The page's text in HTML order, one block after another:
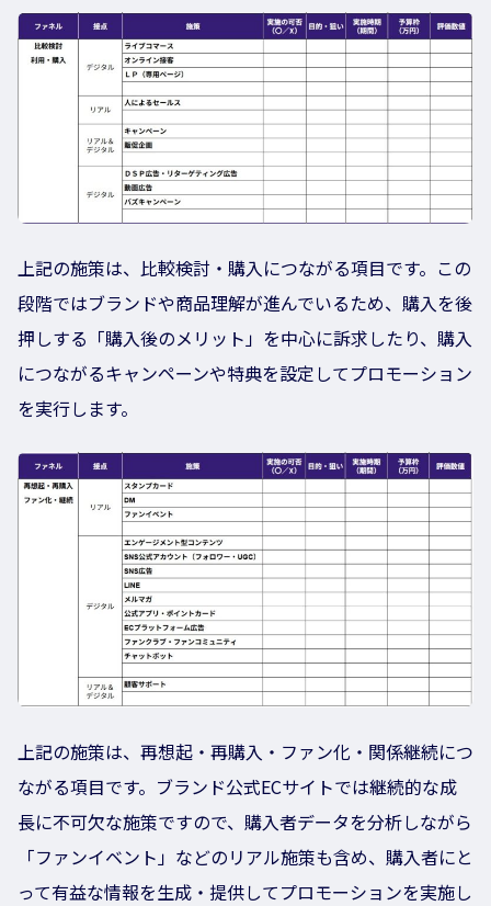
上記の施策は、比較検討・購入につながる項目です。この
段階ではブランドや商品理解が進んでいるため、購入を後
押しする「購入後のメリット」を中心に訴求したり、購入
につながるキャンペーンや特典を設定してプロモーション
を実行します。
上記の施策は、再想起・再購入・ファン化・関係継続につ
ながる項目です。ブランド公式ECサイトでは継続的な成
長に不可欠な施策ですので、購入者データを分析しながら
「ファンイベント」などのリアル施策も含め、購入者にと
って有益な情報を生成・提供してプロモーションを実施し